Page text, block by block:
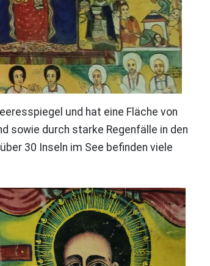
und hat eine Fläche von
sowie durch starke Regenfälle in den
30 Inseln im See befinden viele